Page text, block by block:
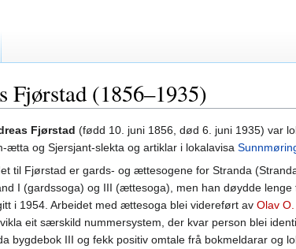
Fjørstad (1856–1935)
Fjørstad (fødd 10. juni 1856, død 6. juni 1935) var
ætta og Sjersjant-slekta og artiklar i lokalavisa
til Fjørstad er gards- og ættesogene for Stranda
I (gardssoga) og III (ættesoga), men han døydde
i 1954. Arbeidet med ættesoga blei videreført av Olav
eit særskild nummersystem, der kvar person blei
bygdebok III og fekk positiv omtale frå bokmeldarar og